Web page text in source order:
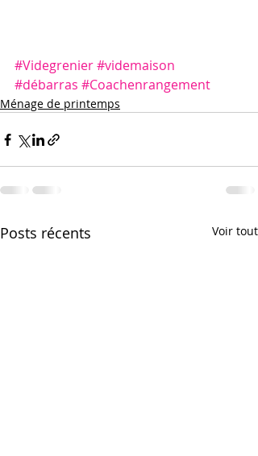
#Videgrenier#videmaison
#débarras #Coachenrangement
Ménage de printemps
Posts récents Voir tout